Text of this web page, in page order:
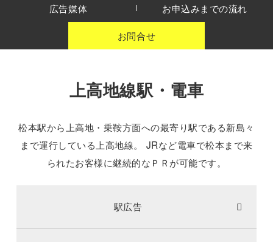
広告媒体 お申込みまでの流れ
お問合せ
上高地線駅・電車
松本駅から上高地・乗鞍方面への最寄り駅である新島々
まで運行している上高地線。
JRなど電車で松本まで来
られたお客様に継続的なＰＲが可能です。
駅広告